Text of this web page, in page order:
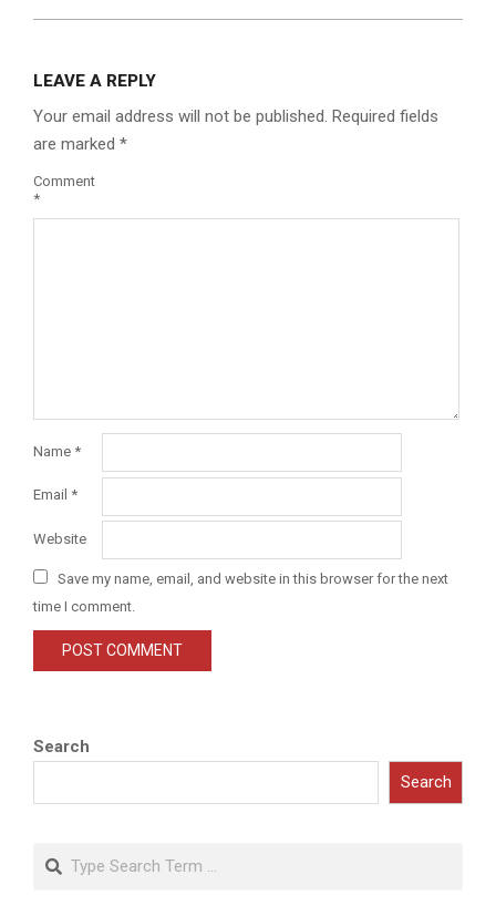
LEAVE A REPLY
Your email address will not be published. Required fields
are marked *
Comment
*
Name *
Email *
Website
Save my name, email, and website in this browser for the next
time I comment.
Search
Search
Search